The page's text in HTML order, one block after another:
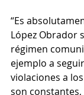
“Es
López Obrador
régimen
ejemplo a
violaciones a
son